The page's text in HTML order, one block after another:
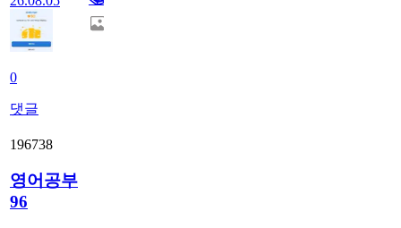
0
댓글
196738
영어공부
96